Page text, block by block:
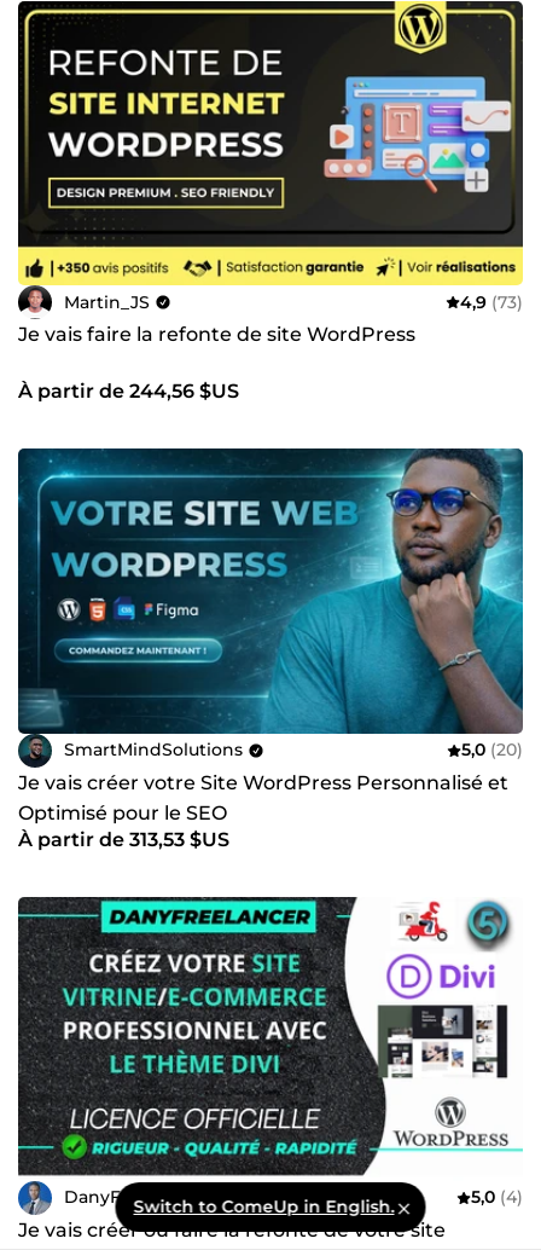
Martin_JS 4,9 (73)
Je vais faire la refonte de site WordPress
À partir de 244,56 $US
SmartMindSolutions 5,0 (20)
Je vais créer votre Site WordPress Personnalisé et
Optimisé pour le SEO
À partir de 313,53 $US
DanyFreelancer 5,0 (4)
Je vais créer ou faire la refonte de votre site
Switch to ComeUp in English.